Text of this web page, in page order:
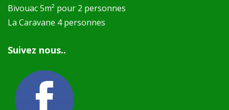
Bivouac 5m² pour 2 personnes
La Caravane 4 personnes
Suivez nous..